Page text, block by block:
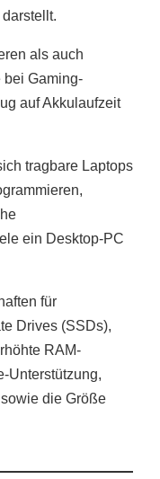
als auch
bei Gaming-
auf Akkulaufzeit
tragbare Laptops
ein Desktop-PC
für
Drives (SSDs),
RAM-
Unterstützung,
die Größe